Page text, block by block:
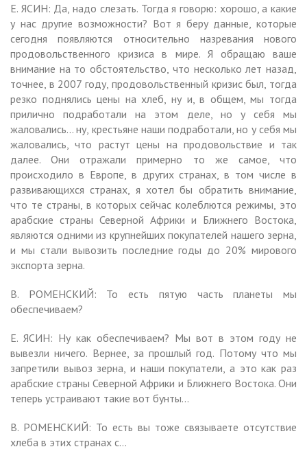
Е. ЯСИН: Да, надо слезать. Тогда я говорю: хорошо, а какие
у нас другие возможности? Вот я беру данные, которые
сегодня появляются относительно назревания нового
продовольственного кризиса в мире. Я обращаю ваше
внимание на то обстоятельство, что несколько лет назад,
точнее, в 2007 году, продовольственный кризис был, тогда
резко поднялись цены на хлеб, ну и, в общем, мы тогда
прилично подработали на этом деле, но у себя мы
жаловались… ну, крестьяне наши подработали, но у себя мы
жаловались, что растут цены на продовольствие и так
далее. Они отражали примерно то же самое, что
происходило в Европе, в других странах, в том числе в
развивающихся странах, я хотел бы обратить внимание,
что те страны, в которых сейчас колеблются режимы, это
арабские страны Северной Африки и Ближнего Востока,
являются одними из крупнейших покупателей нашего зерна,
и мы стали вывозить последние годы до 20% мирового
экспорта зерна.
В. РОМЕНСКИЙ: То есть пятую часть планеты мы
обеспечиваем?
Е. ЯСИН: Ну как обеспечиваем? Мы вот в этом году не
вывезли ничего. Вернее, за прошлый год. Потому что мы
запретили вывоз зерна, и наши покупатели, а это как раз
арабские страны Северной Африки и Ближнего Востока. Они
теперь устраивают такие вот бунты…
В. РОМЕНСКИЙ: То есть вы тоже связываете отсутствие
хлеба в этих странах с…